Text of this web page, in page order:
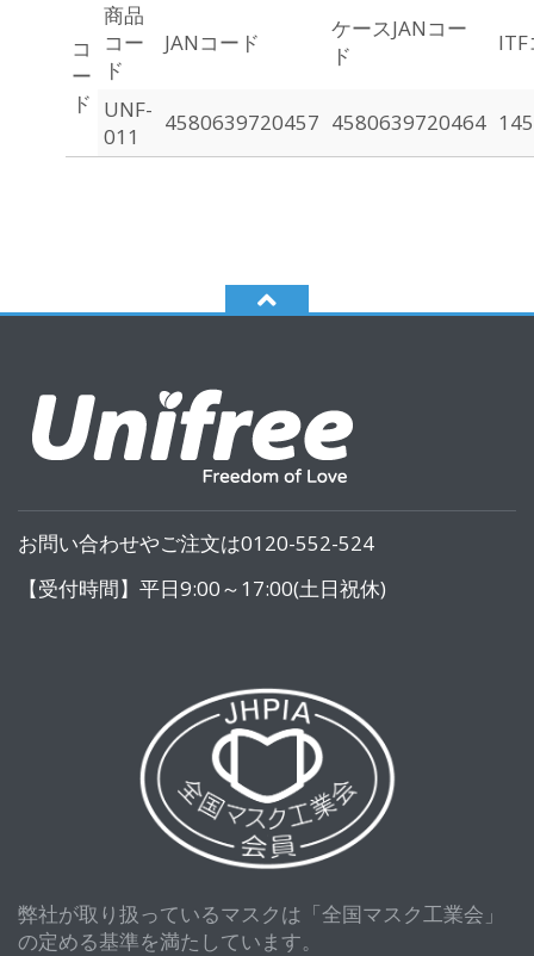
コ
ー
ド
商品
コー
ド
JANコード
ケースJANコー
ド
UNF-
011
4580639720457 4580639720464
お問い合わせやご注文は0120-552-524
【受付時間】平日9:00～17:00(土日祝休)
弊社が取り扱っているマスクは「全国マスク工業会」
の定める基準を満たしています。